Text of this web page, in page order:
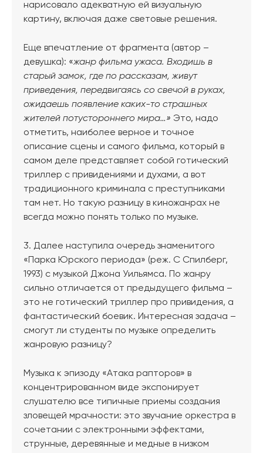
нарисовало адекватную ей визуальную
картину, включая даже световые решения.
Еще впечатление от фрагмента (автор –
девушка): «жанр фильма ужаса. Входишь в
старый замок, где по рассказам, живут
приведения, передвигаясь со свечой в руках,
ожидаешь появление каких-то страшных
жителей потустороннего мира…» Это, надо
отметить, наиболее верное и точное
описание сцены и самого фильма, который в
самом деле представляет собой готический
триллер с привидениями и духами, а вот
традиционного криминала с преступниками
там нет. Но такую разницу в киножанрах не
всегда можно понять только по музыке.
3. Далее наступила очередь знаменитого
«Парка Юрского периода» (реж. С Спилберг,
1993) с музыкой Джона Уильямса. По жанру
сильно отличается от предыдущего фильма –
это не готический триллер про привидения, а
фантастический боевик. Интересная задача –
смогут ли студенты по музыке определить
жанровую разницу?
Музыка к эпизоду «Атака рапторов» в
концентрированном виде экспонирует
слушателю все типичные приемы создания
зловещей мрачности: это звучание оркестра в
сочетании с электронными эффектами,
струнные, деревянные и медные в низком